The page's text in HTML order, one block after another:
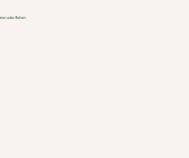
oder fliehen.